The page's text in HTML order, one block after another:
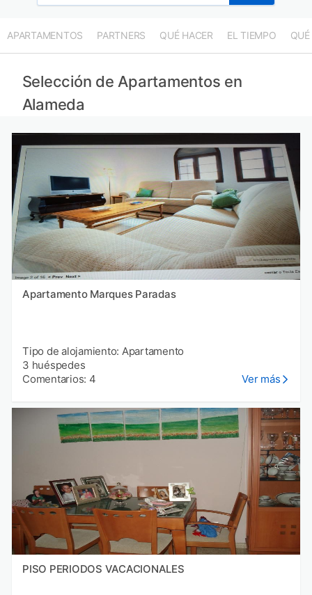
APARTAMENTOS PARTNERS QUÉ HACER EL TIEMPO QUÉ
Selección de Apartamentos en
Alameda
Apartamento Marques Paradas
Tipo de alojamiento: Apartamento
3 huéspedes
Comentarios: 4
Ver más
PISO PERIODOS VACACIONALES